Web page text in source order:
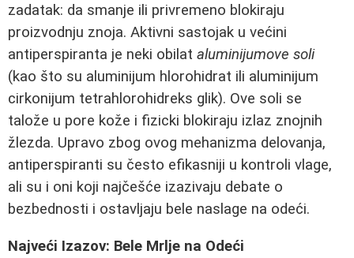
zadatak: da smanje ili privremeno blokiraju
proizvodnju znoja. Aktivni sastojak u većini
antiperspiranta je neki obilat aluminijumove soli
(kao što su aluminijum hlorohidrat ili aluminijum
cirkonijum tetrahlorohidreks glik). Ove soli se
talože u pore kože i fizicki blokiraju izlaz znojnih
žlezda. Upravo zbog ovog mehanizma delovanja,
antiperspiranti su često efikasniji u kontroli vlage,
ali su i oni koji najčešće izazivaju debate o
bezbednosti i ostavljaju bele naslage na odeći.
Najveći Izazov: Bele Mrlje na Odeći